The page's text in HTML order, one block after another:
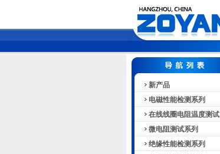
新产品
电磁性能检测系列
在线线圈电阻温度测试
微电阻测试系列
绝缘性能检测系列